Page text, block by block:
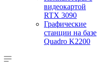
видеокартой
RTX 3090
Графические
станции на базе
Quadro K2200